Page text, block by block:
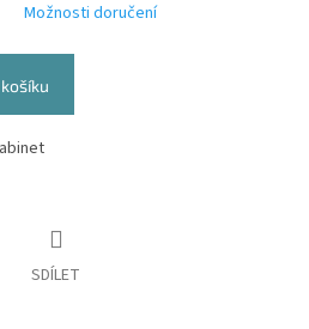
Možnosti doručení
SDÍLET